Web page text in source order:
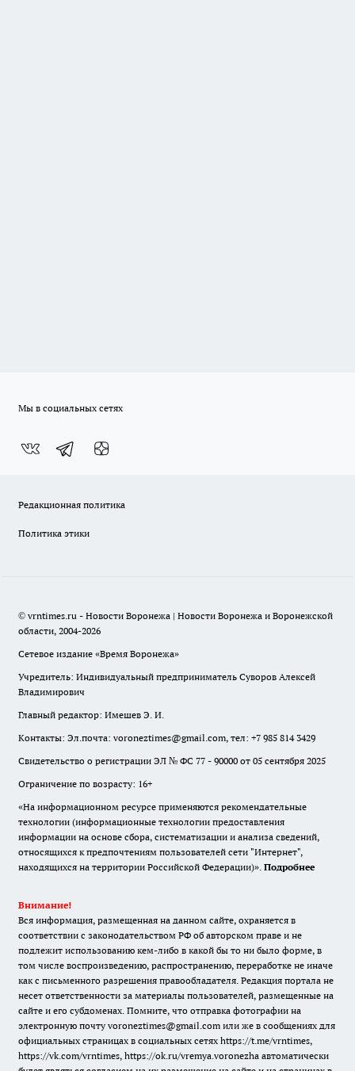
Мы в социальных сетях
Редакционная политика
Политика этики
© vrntimes.ru - Новости Воронежа | Новости Воронежа и Воронежской
области, 2004-2026
Сетевое издание «Время Воронежа»
Учредитель: Индивидуальный предприниматель Суворов Алексей
Владимирович
Главный редактор: Имешев Э. И.
Контакты: Эл.почта: voroneztimes@gmail.com, тел: +7 985 814 3429
Свидетельство о регистрации ЭЛ № ФС 77 - 90000 от 05 сентября 2025
Ограничение по возрасту: 16+
«На информационном ресурсе применяются рекомендательные
технологии (информационные технологии предоставления
информации на основе сбора, систематизации и анализа сведений,
относящихся к предпочтениям пользователей сети "Интернет",
находящихся на территории Российской Федерации)». Подробнее
Внимание!
Вся информация, размещенная на данном сайте, охраняется в
соответствии с законодательством РФ об авторском праве и не
подлежит использованию кем-либо в какой бы то ни было форме, в
том числе воспроизведению, распространению, переработке не иначе
как с письменного разрешения правообладателя. Редакция портала не
несет ответственности за материалы пользователей, размещенные на
сайте и его субдоменах. Помните, что отправка фотографии на
электронную почту voroneztimes@gmail.com или же в сообщениях для
официальных страницах в социальных сетях https://t.me/vrntimes,
https://vk.com/vrntimes, https://ok.ru/vremya.voronezha автоматически